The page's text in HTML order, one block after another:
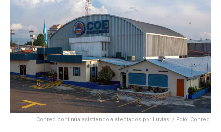
Conred continúa asistiendo a afectados por lluvias. / Foto: Conred.